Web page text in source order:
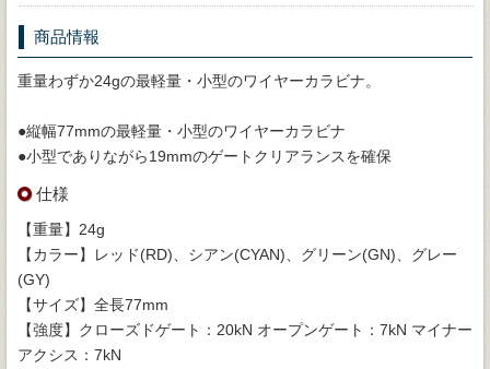
商品情報
重量わずか24gの最軽量・小型のワイヤーカラビナ。
●縦幅77mmの最軽量・小型のワイヤーカラビナ
●小型でありながら19mmのゲートクリアランスを確保
仕様
【重量】24g
【カラー】レッド(RD)、シアン(CYAN)、グリーン(GN)、グレー
(GY)
【サイズ】全長77mm
【強度】クローズドゲート：20kN オープンゲート：7kN マイナー
アクシス：7kN